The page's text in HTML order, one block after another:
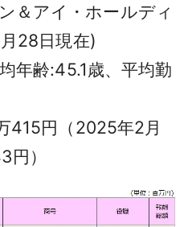
＆アイ・ホールディ
28日現在)
年齢:45.1歳、平均勤
415円（2025年2月
）